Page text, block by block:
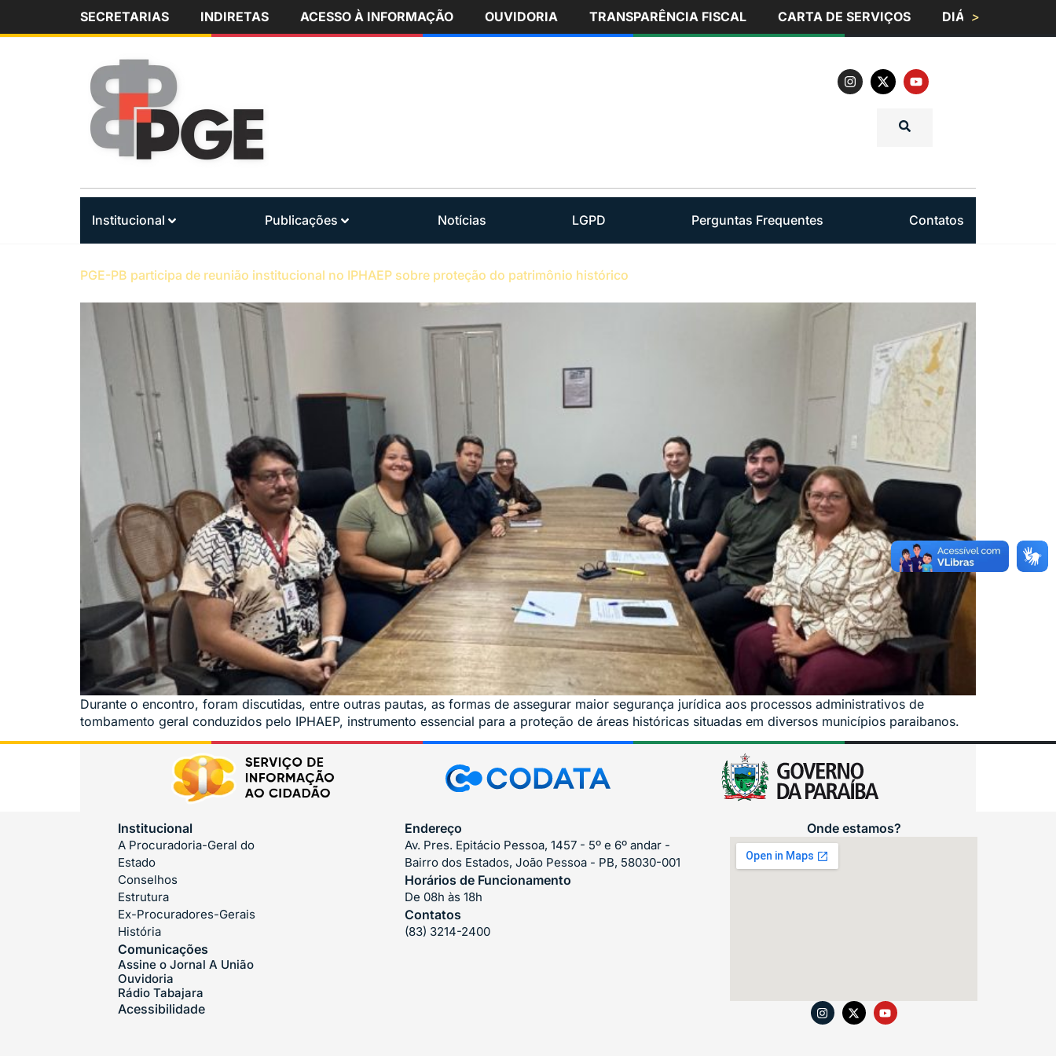
SECRETARIAS INDIRETAS ACESSO À INFORMAÇÃO OUVIDORIA TRANSPARÊNCIA FISCAL CARTA DE SERVIÇOS DIÁRIO OFICIAL
>
Institucional Publicações Notícias LGPD Perguntas Frequentes Contatos
PGE-PB participa de reunião institucional no IPHAEP sobre proteção do patrimônio histórico
Durante o encontro, foram discutidas, entre outras pautas, as formas de assegurar maior segurança jurídica aos processos administrativos de
tombamento geral conduzidos pelo IPHAEP, instrumento essencial para a proteção de áreas históricas situadas em diversos municípios paraibanos.
Institucional
A Procuradoria-Geral do
Estado
Conselhos
Estrutura
Ex-Procuradores-Gerais
História
Comunicações
Assine o Jornal A União
Ouvidoria
Rádio Tabajara
Acessibilidade
Endereço
Av. Pres. Epitácio Pessoa, 1457 - 5º e 6º andar -
Bairro dos Estados, João Pessoa - PB, 58030-001
Horários de Funcionamento
De 08h às 18h
Contatos
(83) 3214-2400
Onde estamos?